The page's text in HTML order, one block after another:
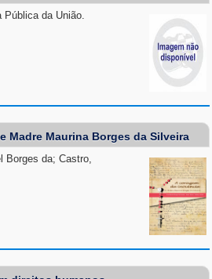
da União.
Madre Maurina Borges da Silveira
Borges da; Castro,